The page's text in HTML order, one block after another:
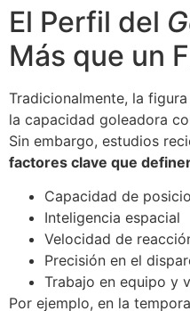
El Perfil del
Más que un
Tradicionalmente, la
la capacidad goleadora
Sin embargo, estudios
factores clave que
Capacidad de
Inteligencia espacial
Velocidad de
Precisión en el
Trabajo en equipo y
Por ejemplo, en la